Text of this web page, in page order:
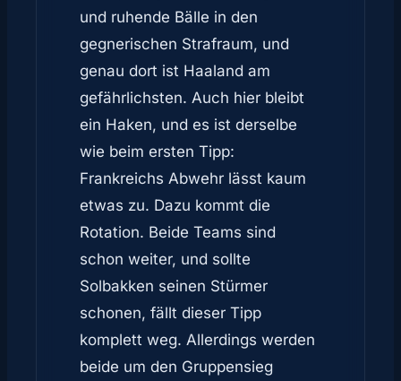
und ruhende Bälle in den
gegnerischen Strafraum, und
genau dort ist Haaland am
gefährlichsten. Auch hier bleibt
ein Haken, und es ist derselbe
wie beim ersten Tipp:
Frankreichs Abwehr lässt kaum
etwas zu. Dazu kommt die
Rotation. Beide Teams sind
schon weiter, und sollte
Solbakken seinen Stürmer
schonen, fällt dieser Tipp
komplett weg. Allerdings werden
beide um den Gruppensieg